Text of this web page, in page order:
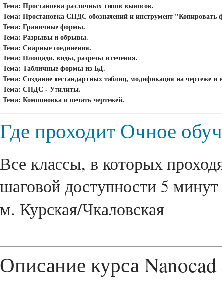
Тема: Простановка различных типов выносок.
Тема: Простановка СПДС обозначений и инструмент "Копировать
Тема: Граничные формы.
Тема: Разрывы и обрывы.
Тема: Сварные соединения.
Тема: Площади, виды, разрезы и сечения.
Тема: Табличные формы из БД.
Тема: Создание нестандартных таблиц, модификация на чертеже и
Тема: СПДС - Утилиты.
Тема: Компоновка и печать чертежей.
Где проходит Очное
Все классы, в которых
шаговой доступности 5
м. Курская/Чкаловская
Описание курса